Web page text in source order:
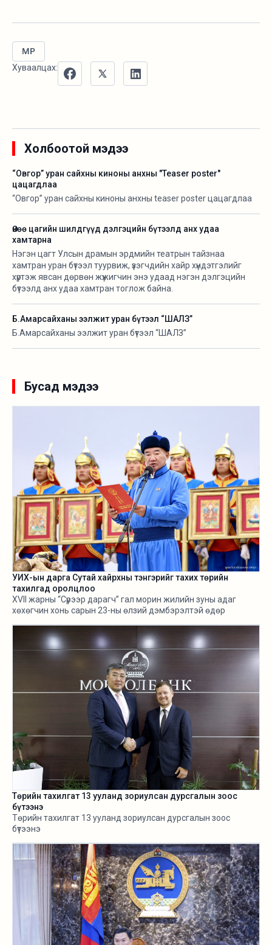
MP
Хуваалцах:
Холбоотой мэдээ
“Овгор” уран сайхны киноны анхны "Teaser poster"
цацагдлаа
“Овгор” уран сайхны киноны анхны teaser poster цацагдлаа
Өнөө цагийн шилдгүүд дэлгэцийн бүтээлд анх удаа
хамтарна
Нэгэн цагт Улсын драмын эрдмийн театрын тайзнаа
хамтран уран бүтээл туурвиж, үзэгчдийн хайр хүндэтгэлийг
хүртэж явсан дөрвөн жүжигчин энэ удаад нэгэн дэлгэцийн
бүтээлд анх удаа хамтран тоглож байна.
Б.Амарсайханы ээлжит уран бүтээл “ШАЛЗ”
Б.Амарсайханы ээлжит уран бүтээл “ШАЛЗ”
Бусад мэдээ
УИХ-ын дарга Сутай хайрхны тэнгэрийг тахих төрийн
тахилгад оролцлоо
XVII жарны “Сүрээр дарагч” гал морин жилийн зуны адаг
хөхөгчин хонь сарын 23-ны өлзий дэмбэрэлтэй өдөр
боллоо.
Төрийн тахилгат 13 ууланд зориулсан дурсгалын зоос
бүтээнэ
Төрийн тахилгат 13 ууланд зориулсан дурсгалын зоос
бүтээнэ